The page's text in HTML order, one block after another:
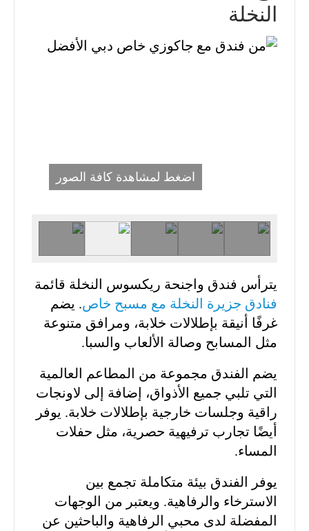
النخلة
اضغط لمشاهدة كافة الصور
يترأس فندق واجنحة ريكسوس النخلة قائمة
فنادق جزيرة النخلة مع مسبح خاص. يضم
غرفًا أنيقة بإطلالات خلابة، ومرافق متنوعة
مثل المسابح وصالة الألعاب والسبا.
يضم الفندق مجموعة من المطاعم العالمية
التي تلبي جميع الأذواق، إضافة إلى لاونجات
راقية وجلسات خارجية بإطلالات خلابة. يوفر
أيضًا تجارب ترفيهية حصرية، مثل حفلات
المساء.
يوفر الفندق بيئة متكاملة تجمع بين
الاسترخاء والرفاهية. ويعتبر من الوجهات
المفضلة لدى محبي الرفاهية والباحثين عن